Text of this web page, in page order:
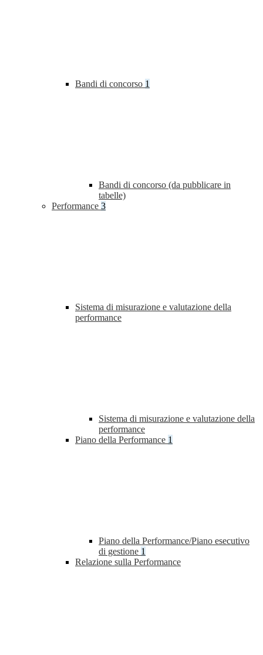
Bandi di concorso 1
Bandi di concorso (da pubblicare in
tabelle)
Performance 3
Sistema di misurazione e valutazione della
performance
Sistema di misurazione e valutazione della
performance
Piano della Performance 1
Piano della Performance/Piano esecutivo
di gestione 1
Relazione sulla Performance